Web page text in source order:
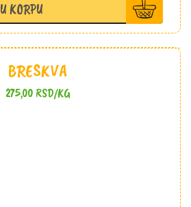
U KORPU
BRESKVA
275,00RSD/KG